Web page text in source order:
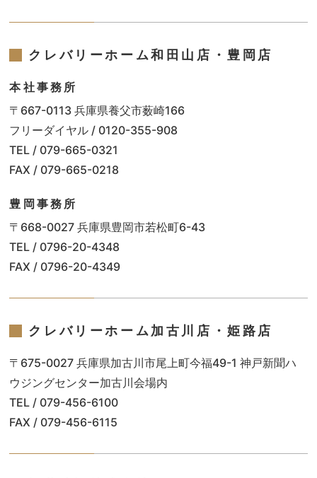
クレバリーホーム和田山店・豊岡店
本社事務所
〒667-0113 兵庫県養父市薮崎166
フリーダイヤル / 0120-355-908
TEL / 079-665-0321
FAX / 079-665-0218
豊岡事務所
〒668-0027 兵庫県豊岡市若松町6-43
TEL / 0796-20-4348
FAX / 0796-20-4349
クレバリーホーム加古川店・姫路店
〒675-0027 兵庫県加古川市尾上町今福49-1 神戸新聞ハ
ウジングセンター加古川会場内
TEL / 079-456-6100
FAX / 079-456-6115